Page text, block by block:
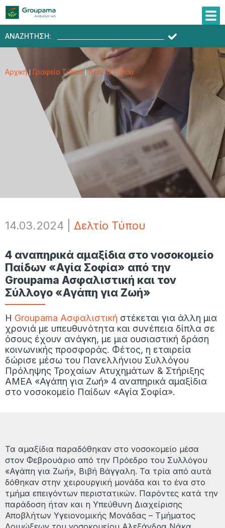
ΑΝΑΖΗΤΗΣΗ:
Αρχική Γραφείο Τύπου Δελτία Τύπου
14.03.2024 Δελτίο Τύπου
4 αναπηρικά αμαξίδια στο νοσοκομείο
Παίδων «Αγία Σοφία» από την
Groupama Ασφαλιστική και τον
Σύλλογο «Αγάπη για Ζωή»
Η Groupama Ασφαλιστική στέκεται για άλλη μια
χρονιά με υπευθυνότητα και συνέπεια δίπλα σε
όσους έχουν ανάγκη, με μια ουσιαστική δράση
κοινωνικής προσφοράς. Φέτος, η εταιρεία
δώρισε μέσω του Πανελλήνιου Συλλόγου
Πρόληψης Τροχαίων Ατυχημάτων & Στήριξης
ΑΜΕΑ «Αγάπη για Ζωή» 4 αναπηρικά αμαξίδια
στο νοσοκομείο Παίδων «Αγία Σοφία».
Τα αμαξίδια παραδόθηκαν στο νοσοκομείο μέσα
στον Φεβρουάριο από την Πρόεδρο του Συλλόγου
«Αγάπη για Ζωή», Βιβή Βάγγαλη. Τα τρία από αυτά
δόθηκαν στην χειρουργική μονάδα και το ένα στο
τμήμα επειγόντων περιστατικών. Παρόντες κατά την
παράδοση ήταν και η Υπεύθυνη Διαχείρισης
Αποβλήτων Υγειονομικής Μονάδας – Τμήματος